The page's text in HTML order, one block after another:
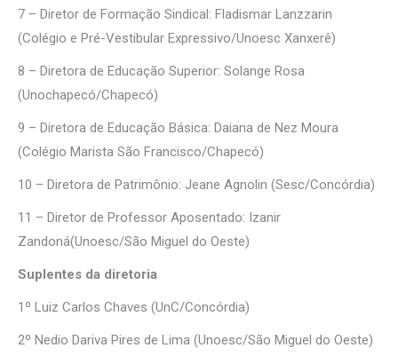
7 – Diretor de Formação Sindical: Fladismar Lanzzarin
(Colégio e Pré-Vestibular Expressivo/Unoesc Xanxerê)
8 – Diretora de Educação Superior: Solange Rosa
(Unochapecó/Chapecó)
9 – Diretora de Educação Básica: Daiana de Nez Moura
(Colégio Marista São Francisco/Chapecó)
10 – Diretora de Patrimônio: Jeane Agnolin (Sesc/Concórdia)
11 – Diretor de Professor Aposentado: Izanir
Zandoná(Unoesc/São Miguel do Oeste)
Suplentes da diretoria
1º Luiz Carlos Chaves (UnC/Concórdia)
2º Nedio Dariva Pires de Lima (Unoesc/São Miguel do Oeste)